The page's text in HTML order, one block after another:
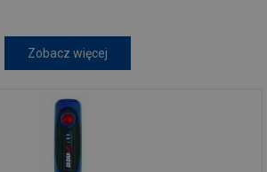
Zobacz więcej